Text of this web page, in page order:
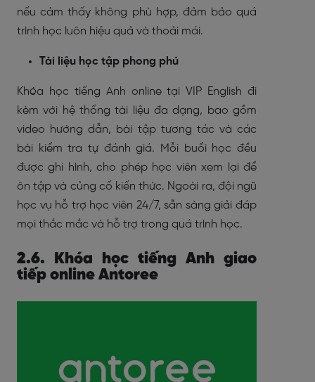
nếu cảm thấy không phù hợp, đảm bảo quá
trình học luôn hiệu quả và thoải mái.
Tài liệu học tập phong phú
Khóa học tiếng Anh online tại VIP English đi
kèm với hệ thống tài liệu đa dạng, bao gồm
video hướng dẫn, bài tập tương tác và các
bài kiểm tra tự đánh giá. Mỗi buổi học đều
được ghi hình, cho phép học viên xem lại để
ôn tập và củng cố kiến thức. Ngoài ra, đội ngũ
học vụ hỗ trợ học viên 24/7, sẵn sàng giải đáp
mọi thắc mắc và hỗ trợ trong quá trình học.
2.6. Khóa học tiếng Anh giao
tiếp online Antoree